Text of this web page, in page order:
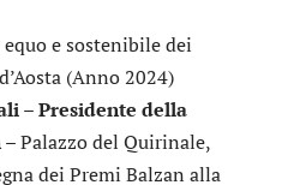
equo e sostenibile dei
(Anno 2024)
– Presidente della
– Palazzo del Quirinale,
dei Premi Balzan alla